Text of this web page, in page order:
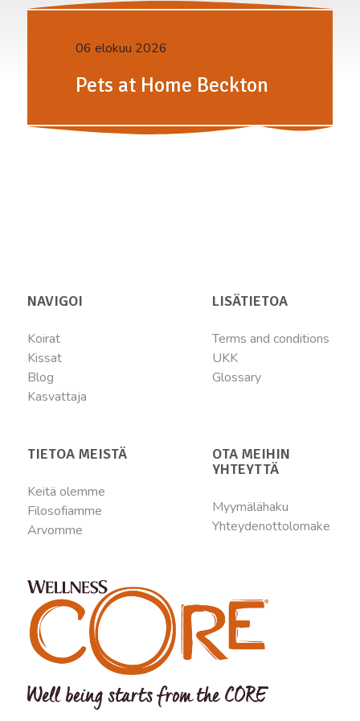
06 elokuu 2026
Pets at Home Beckton
NAVIGOI
Koirat
Kissat
Blog
Kasvattaja
LISÄTIETOA
Terms and conditions
UKK
Glossary
TIETOA MEISTÄ
Keitä olemme
Filosofiamme
Arvomme
OTA MEIHIN
YHTEYTTÄ
Myymälähaku
Yhteydenottolomake